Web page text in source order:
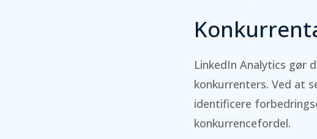
LinkedIn Analytics gør
konkurrenters. Ved at
identificere
konkurrencefordel.